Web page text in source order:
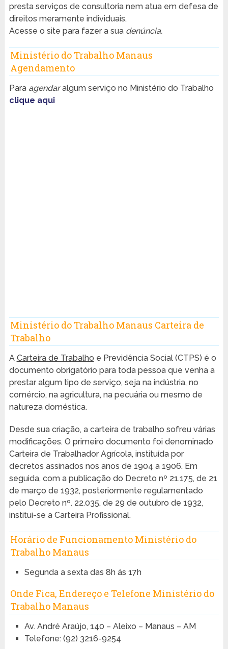
presta serviços de consultoria nem atua em defesa de
direitos meramente individuais.
Acesse o site para fazer a sua denúncia.
Ministério do Trabalho Manaus
Agendamento
Para agendaralgum serviço no Ministério do Trabalho
clique aqui
Ministério do Trabalho Manaus Carteira de
Trabalho
A Carteira de Trabalho e Previdência Social (CTPS) é o
documento obrigatório para toda pessoa que venha a
prestar algum tipo de serviço, seja na indústria, no
comércio, na agricultura, na pecuária ou mesmo de
natureza doméstica.
Desde sua criação, a carteira de trabalho sofreu várias
modificações. O primeiro documento foi denominado
Carteira de Trabalhador Agrícola, instituída por
decretos assinados nos anos de 1904 a 1906. Em
seguida, com a publicação do Decreto nº 21.175, de 21
de março de 1932, posteriormente regulamentado
pelo Decreto nº. 22.035, de 29 de outubro de 1932,
institui-se a Carteira Profissional.
Horário de Funcionamento Ministério do
Trabalho Manaus
Segunda a sexta das 8h ás 17h
Onde Fica, Endereço e Telefone Ministério do
Trabalho Manaus
Av. André Araújo, 140 – Aleixo – Manaus – AM
Telefone: (92) 3216-9254